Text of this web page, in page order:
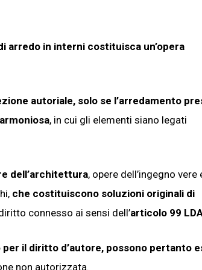
arredo in interni costituisca un’opera
autoriale, solo se l’arredamento
, in cui gli elementi siano legati
dell’architettura, opere dell’ingegno vere
che costituiscono soluzioni originali di
connesso ai sensi dell’articolo 99
il diritto d’autore, possono pertanto
non autorizzata.